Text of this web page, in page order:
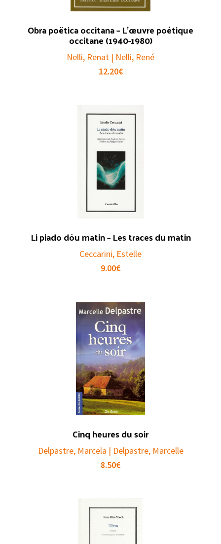
Obra poëtica occitana – L’œuvre poétique
occitane (1940-1980)
Nelli, Renat | Nelli, René
12.20€
Li piado dóu matin – Les traces du matin
Ceccarini, Estelle
9.00€
Cinq heures du soir
Delpastre, Marcela | Delpastre, Marcelle
8.50€